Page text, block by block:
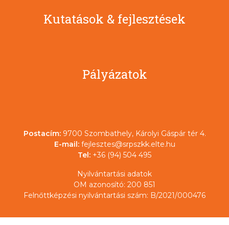
Kutatások & fejlesztések
Pályázatok
Postacím: 9700 Szombathely, Károlyi Gáspár tér 4.
E-mail: fejlesztes@srpszkk.elte.hu
Tel: +36 (94) 504 495
Nyilvántartási adatok
OM azonosító: 200 851
Felnőttképzési nyilvántartási szám: B/2021/000476